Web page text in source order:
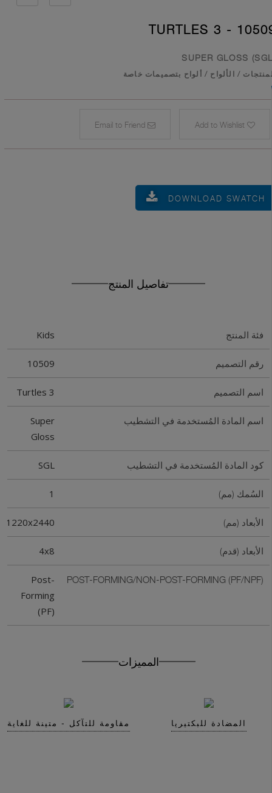
10509 -
SUPER GLOSS
/ الألواح / ألواح بتصميمات خاصة
DOWNLOAD SWATCH
تفاصيل المنتج
فئة المنتج Kids
رقم التصميم 10509
اسم التصميم Turtles 3
اسم المادة المُستخدمة في التشطيب
Super
Gloss
كود المادة المُستخدمة في التشطيب SGL
السُمك (مم) 1
الأبعاد (مم) 1220x2440
الأبعاد (قدم) 4x8
POST-FORMING/NON-POST-FORMING (PF/NPF)
Post-
Forming
(PF)
المميزات
مقاومة للتآكل - متينة للغاية المضادة للبكتيريا